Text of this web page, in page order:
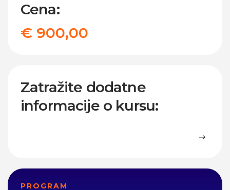
Cena:
€ 900,00
Zatražite dodatne
informacije o kursu:
PROGRAM